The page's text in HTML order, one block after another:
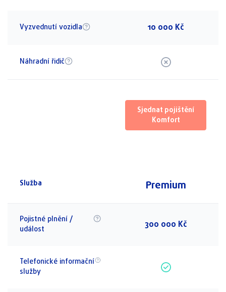
Vyzvednutí vozidla 10 000 Kč
Náhradní řidič
Sjednat pojištění
Komfort
Služba Premium
Pojistné plnění /
událost
300 000 Kč
Telefonické informační
služby